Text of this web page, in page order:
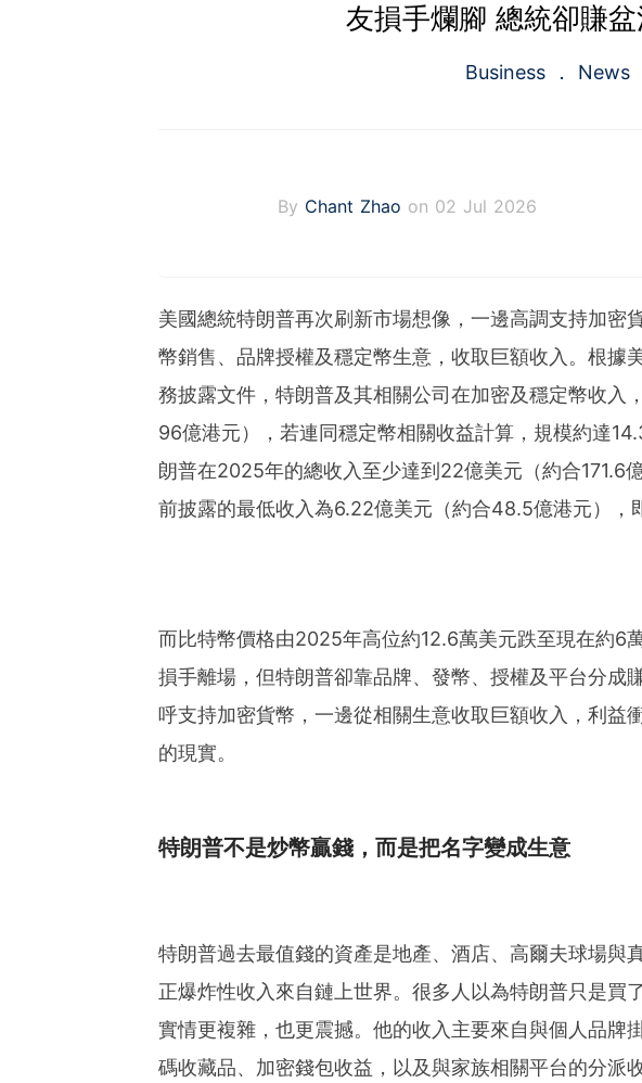
友損手爛腳 總統卻賺盆
Business News
By Chant Zhao on 02 Jul 2026
美國總統特朗普再次刷新市場想像，一邊高調支持加密
幣銷售、品牌授權及穩定幣生意，收取巨額收入。根據
務披露文件，特朗普及其相關公司在加密及穩定幣收入
96億港元），若連同穩定幣相關收益計算，規模約達
朗普在2025年的總收入至少達到22億美元（約合171.6
前披露的最低收入為6.22億美元（約合48.5億港元），
而比特幣價格由2025年高位約12.6萬美元跌至現在約6
損手離場，但特朗普卻靠品牌、發幣、授權及平台分成
呼支持加密貨幣，一邊從相關生意收取巨額收入，利益
的現實。
特朗普不是炒幣贏錢，而是把名字變成生意
特朗普過去最值錢的資產是地產、酒店、高爾夫球場與
正爆炸性收入來自鏈上世界。很多人以為特朗普只是買
實情更複雜，也更震撼。他的收入主要來自與個人品牌
碼收藏品、加密錢包收益，以及與家族相關平台的分派收